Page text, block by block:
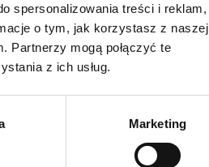
spersonalizowania treści i reklam,
o tym, jak korzystasz z naszej
Partnerzy mogą połączyć te
z ich usług.
Marketing